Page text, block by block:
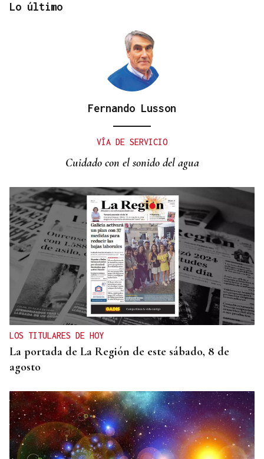
La Xunta ratifica su apoyo al Galicia Esporte
Lo último
Fernando Lusson
VÍA DE SERVICIO
Cuidado con el sonido del agua
LOS TITULARES DE HOY
La portada de La Región de este sábado, 8 de
agosto